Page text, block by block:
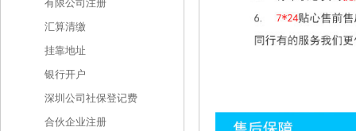
有限公司注册
汇算清缴
挂靠地址
银行开户
深圳公司社保登记费
合伙企业注册